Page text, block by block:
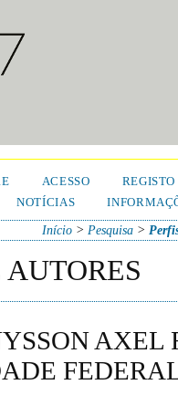
ACESSO
REGISTO
NOTÍCIAS
Início >Pesquisa >
AUTORES
AXEL